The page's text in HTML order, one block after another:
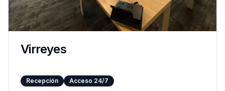
Virreyes
Recepción Acceso 24/7